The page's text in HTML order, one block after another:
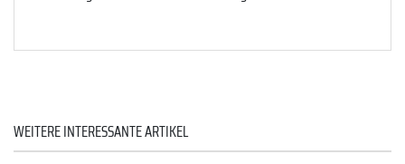
WEITERE INTERESSANTE ARTIKEL